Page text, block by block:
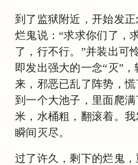
到了监狱附近，开始发
烂鬼说：“求求你们了，
了，行不行。”并装出可
即发出强大的一念“灭”
来，邪恶已乱了阵势，
到一个大池子，里面爬
米，水桶粗，翻滚着。我
瞬间灭尽。
过了许久，剩下的烂鬼